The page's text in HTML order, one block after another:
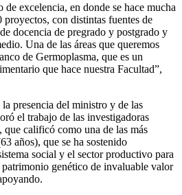
excelencia, en donde se hace mucha
con distintas fuentes de
docencia de pregrado y postgrado y
Una de las áreas que queremos
de Germoplasma, que es un
que hace nuestra Facultad”,
presencia del ministro y de las
el trabajo de las investigadoras
calificó como una de las más
años), que se ha sostenido
social y el sector productivo para
patrimonio genético de invaluable valor